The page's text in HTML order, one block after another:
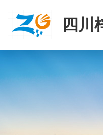
四川